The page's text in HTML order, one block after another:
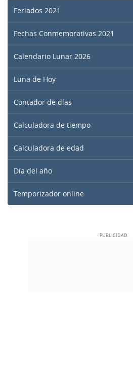
Feriados 2021
Fechas Conmemorativas 2021
Calendario Lunar 2026
Luna de Hoy
Contador de días
Calculadora de tiempo
Calculadora de edad
Día del año
Temporizador online